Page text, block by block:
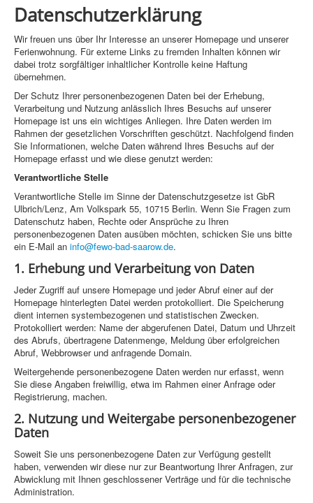
Datenschutzerklärung
Wir freuen uns über Ihr Interesse an unserer Homepage und unserer
Ferienwohnung. Für externe Links zu fremden Inhalten können wir
dabei trotz sorgfältiger inhaltlicher Kontrolle keine Haftung
übernehmen.
Der Schutz Ihrer personenbezogenen Daten bei der Erhebung,
Verarbeitung und Nutzung anlässlich Ihres Besuchs auf unserer
Homepage ist uns ein wichtiges Anliegen. Ihre Daten werden im
Rahmen der gesetzlichen Vorschriften geschützt. Nachfolgend finden
Sie Informationen, welche Daten während Ihres Besuchs auf der
Homepage erfasst und wie diese genutzt werden:
Verantwortliche Stelle
Verantwortliche Stelle im Sinne der Datenschutzgesetze ist GbR
Ulbrich/Lenz, Am Volkspark 55, 10715 Berlin. Wenn Sie Fragen zum
Datenschutz haben, Rechte oder Ansprüche zu Ihren
personenbezogenen Daten ausüben möchten, schicken Sie uns bitte
ein E-Mail an info@fewo-bad-saarow.de.
1. Erhebung und Verarbeitung von Daten
Jeder Zugriff auf unsere Homepage und jeder Abruf einer auf der
Homepage hinterlegten Datei werden protokolliert. Die Speicherung
dient internen systembezogenen und statistischen Zwecken.
Protokolliert werden: Name der abgerufenen Datei, Datum und Uhrzeit
des Abrufs, übertragene Datenmenge, Meldung über erfolgreichen
Abruf, Webbrowser und anfragende Domain.
Weitergehende personenbezogene Daten werden nur erfasst, wenn
Sie diese Angaben freiwillig, etwa im Rahmen einer Anfrage oder
Registrierung, machen.
2. Nutzung und Weitergabe personenbezogener
Daten
Soweit Sie uns personenbezogene Daten zur Verfügung gestellt
haben, verwenden wir diese nur zur Beantwortung Ihrer Anfragen, zur
Abwicklung mit Ihnen geschlossener Verträge und für die technische
Administration.